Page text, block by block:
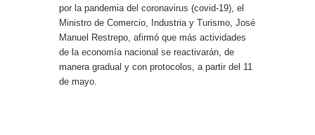
por la pandemia del coronavirus (covid-19), el
Ministro de Comercio, Industria y Turismo, José
Manuel Restrepo, afirmó que más actividades
de la economía nacional se reactivarán, de
manera gradual y con protocolos, a partir del 11
de mayo.